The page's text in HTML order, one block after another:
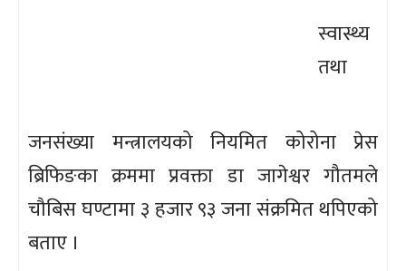
स्वास्थ्य
तथा
जनसंख्या मन्त्रालयको नियमित कोरोना प्रेस
ब्रिफिङका क्रममा प्रवक्ता डा जागेश्वर गौतमले
चौबिस घण्टामा ३ हजार ९३ जना संक्रमित थपिएको
बताए ।